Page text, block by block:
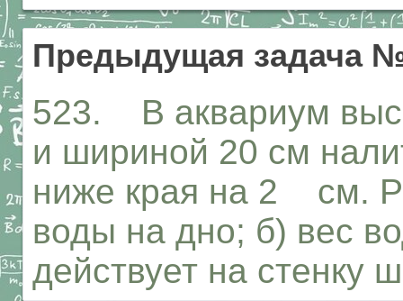
Предыдущая задача
523. В аквариум
и шириной 20 см
ниже края на 2 см.
воды на дно; б) вес
действует на стенку